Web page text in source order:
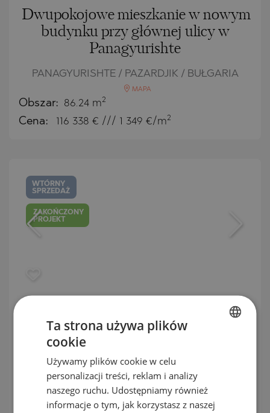
Dwupokojowe mieszkanie w nowym
budynku przy głównej ulicy w
Panagyurishte
PANAGYURISHTE / PAZARDJIK / BUŁGARIA
MAPA
Obszar: 86.24 m2
Cena: 116 338 € /// 1 349 €/m2
WTÓRNY
SPRZEDAŻ
ZAKOŃCZONY
PROJEKT
Apartamenty w nowoczesnym
kompleksie 5 minut od centrum
PANAGYURISHTE / PAZARDJIK / BUŁGARIA
Ceny: 105 740-341 972€
2
GERMAN
Ta strona używa plików
cookie
Używamy plików cookie w celu
personalizacji treści, reklam i analizy
naszego ruchu. Udostępniamy również
informacje o tym, jak korzystasz z naszej